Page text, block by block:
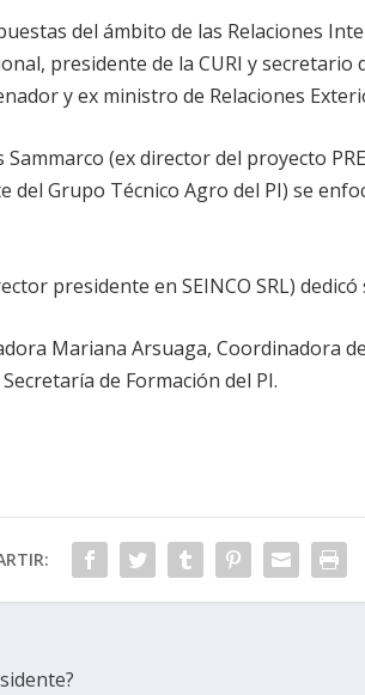
del ámbito de las Relaciones
presidente de la CURI y secretario
y ex ministro de Relaciones
(ex director del proyecto
del Grupo Técnico Agro del PI) se
presidente en SEINCO SRL)
Mariana Arsuaga, Coordinadora
de Formación del PI.